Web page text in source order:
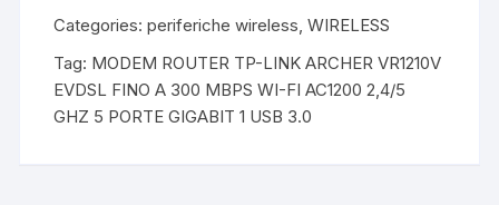
Categories:periferiche wireless,WIRELESS
Tag: MODEM ROUTER TP-LINK ARCHER VR1210V
EVDSL FINO A 300 MBPS WI-FI AC1200 2,4/5
GHZ 5 PORTE GIGABIT 1 USB 3.0